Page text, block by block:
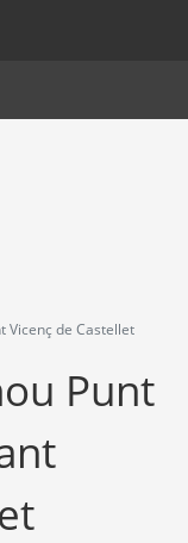
finestra.
Vicenç de Castellet
Punt